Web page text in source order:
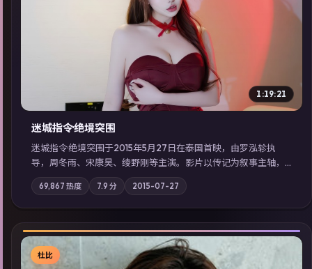
▶
1:19:21
迷城指令·绝境突围
迷城指令·绝境突围于2015年5月27日在泰国首映，由罗泓轸执
导，周冬雨、宋康昊、绫野刚等主演。影片以传记为叙事主轴，
记忆碎片重组后，主角发现自己从未活过“真实”的一天；摄影与
配乐强化地域气质；站内亦可通过「国产免费观看高清电视剧在
线看」延展检索同类型高分佳作，畅享高清在线追剧体验。
69,867 热度 7.9 分 2015-07-27
杜比